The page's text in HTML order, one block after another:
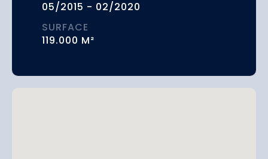
05/2015 - 02/2020
SURFACE
119.000 M²